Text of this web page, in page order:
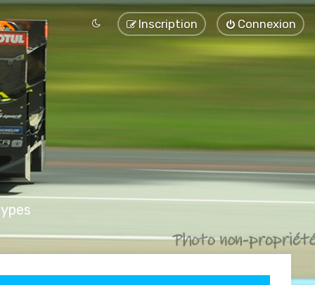
Connexion
Inscription